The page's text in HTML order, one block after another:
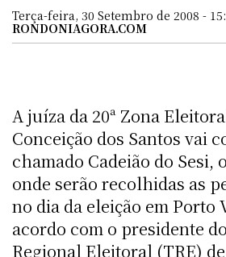
Terça-feira, 30 Setembro de 2008 -
RONDONIAGORA.COM
A juíza da 20ª Zona
Conceição dos Santos vai
chamado Cadeião do
onde serão recolhidas as
no dia da eleição em Porto
acordo com o presidente
Regional Eleitoral (TRE)